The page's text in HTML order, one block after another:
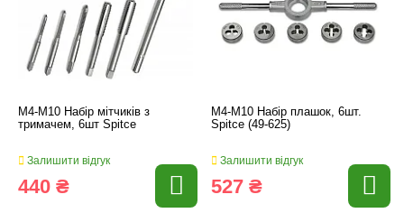
M4-M10 Набір мітчиків з
тримачем, 6шт Spitce
Залишити відгук
440 ₴
M4-M10 Набір плашок, 6шт.
Spitce (49-625)
Залишити відгук
527 ₴